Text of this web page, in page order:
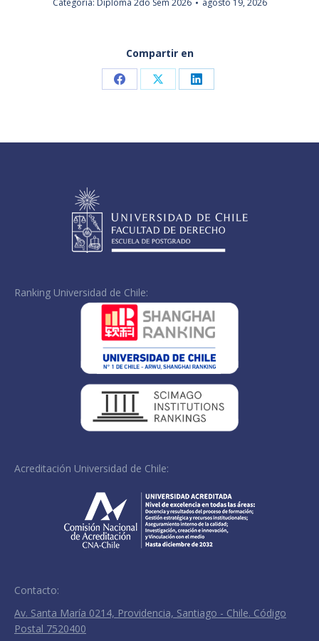
Compartir en
Share Share Share
Ranking Universidad de Chile:
Acreditación Universidad de Chile:
Contacto:
Av. Santa María 0214, Providencia, Santiago - Chile. Código
Postal 7520400